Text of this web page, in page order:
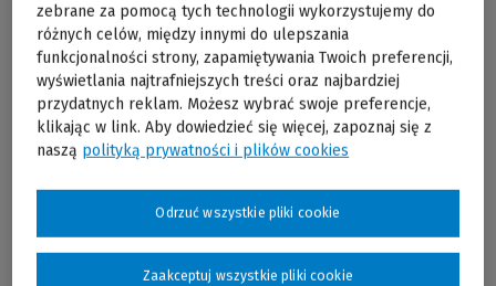
Sprawdzona i dopracowana aplikacja
Od 2001 r. rozwijamy narzędzia do zarządzania prawami IP.
Zaufało nam liczne grono kancelarii patentowych i
prawnych, wewnętrzne działy prawne, a także wyższe
uczelnie. INPRO to sprawdzone i dopracowane narzędzie,
któremu możesz zaufać.
zebrane za pomocą tych technologii wykorzystujemy do
różnych celów, między innymi do ulepszania
funkcjonalności strony, zapamiętywania Twoich preferencji,
wyświetlania najtrafniejszych treści oraz najbardziej
przydatnych reklam. Możesz wybrać swoje preferencje,
klikając w link. Aby dowiedzieć się więcej, zapoznaj się z
naszą polityką prywatności i plików cookies
Odrzuć wszystkie pliki cookie
Zaakceptuj wszystkie pliki cookie